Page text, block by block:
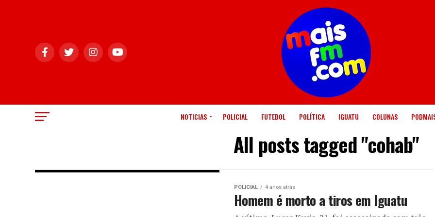
NOTICIAS POLICIAL FUTEBOL POLÍTICA IGUATU COLUNAS
All posts tagged "cohab"
POLICIAL 4 anos atrás
Homem é morto a tiros em Iguatu